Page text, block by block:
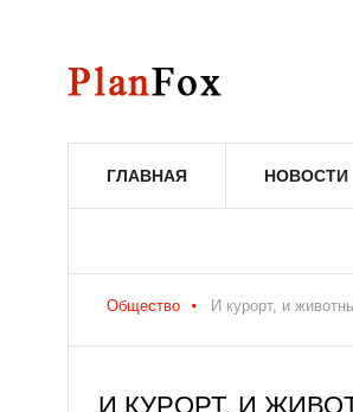
ГЛАВНАЯ НОВОСТИ
Общество И курорт, и
И КУРОРТ, И